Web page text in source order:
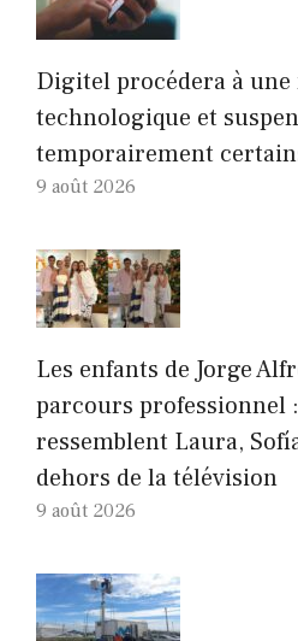
Digitel procédera à une
technologique et
temporairement
9 août 2026
Les enfants de Jorge
parcours professionnel
ressemblent Laura,
dehors de la télévision
9 août 2026